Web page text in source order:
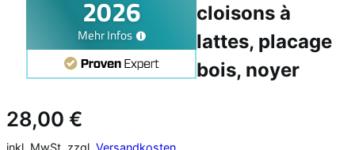
cloisons à
lattes, placage
bois, noyer
28,00 €